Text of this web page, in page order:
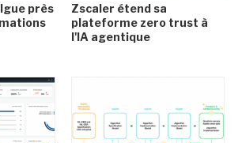
près
Zscaler étend sa
plateforme zero trust à
l'IA agentique